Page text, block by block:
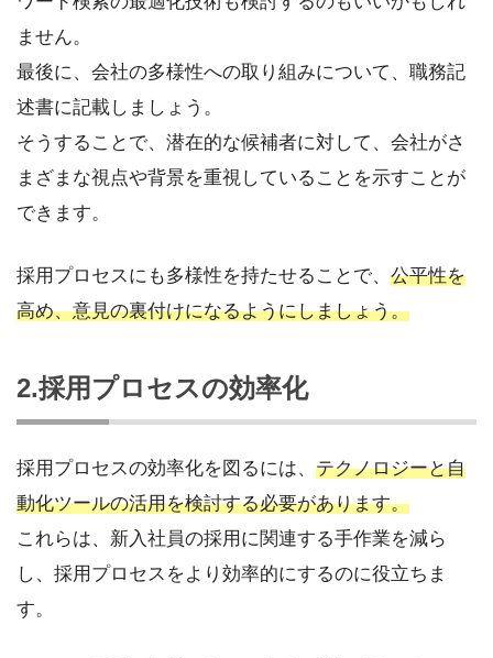
ません。
最後に、会社の多様性への取り組みについて、職務記
述書に記載しましょう。
そうすることで、潜在的な候補者に対して、会社がさ
まざまな視点や背景を重視していることを示すことが
できます。
採用プロセスにも多様性を持たせることで、 公平性を
高め、意見の裏付けになるようにしましょう。
2.採用プロセスの効率化
採用プロセスの効率化を図るには、 テクノロジーと自
動化ツールの活用を検討する必要があります。
これらは、新入社員の採用に関連する手作業を減ら
し、採用プロセスをより効率的にするのに役立ちま
す。